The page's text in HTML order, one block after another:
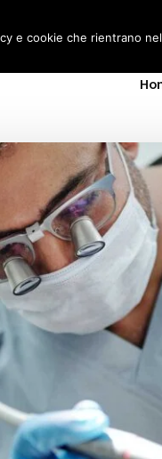
MILANO
e cookie che rientrano